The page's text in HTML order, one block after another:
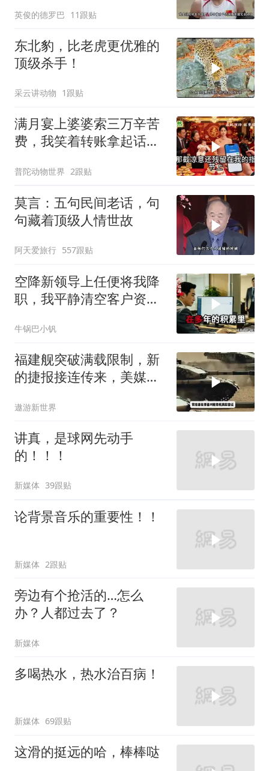
英俊的德罗巴 11跟贴
东北豹，比老虎更优雅的
顶级杀手！
采云讲动物 1跟贴
满月宴上婆婆索三万辛苦
费，我笑着转账拿起话筒
普陀动物世界 2跟贴
莫言：五句民间老话，句
句藏着顶级人情世故
阿天爱旅行 557跟贴
空降新领导上任便将我降
职，我平静清空客户资
业务
牛锅巴小钒
福建舰突破满载限制，新
的捷报接连传来，美媒已
遨游新世界
讲真，是球网先动手
的！！！
新媒体 39跟贴
论背景音乐的重要性！！
新媒体 2跟贴
旁边有个抢活的…怎么
办？人都过去了？
新媒体
多喝热水，热水治百病！
新媒体 69跟贴
这滑的挺远的哈，棒棒哒